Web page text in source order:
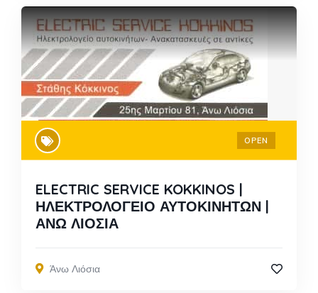
OPEN
ELECTRIC SERVICE KOKKINOS |
ΗΛΕΚΤΡΟΛΟΓΕΙΟ ΑΥΤΟΚΙΝΗΤΩΝ |
ΑΝΩ ΛΙΟΣΙΑ
Άνω Λιόσια